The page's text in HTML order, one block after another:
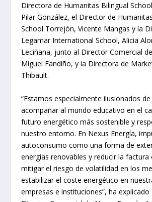
Directora de Humanitas Bilingual
Pilar González, el Director de
School Torrejón, Vicente Mangas y la
Legamar International School, Alicia
Leciñana, junto al Director Comercial
Miguel Fandiño, y la Directora de
Thibault.
“Estamos especialmente ilusionados
acompañar al mundo educativo en el
futuro energético más sostenible y
nuestro entorno. En Nexus Energía,
autoconsumo como una forma de
energías renovables y reducir la factura
mitigar el riesgo de volatilidad en los
estabilizar el coste energético en
empresas e instituciones”, ha